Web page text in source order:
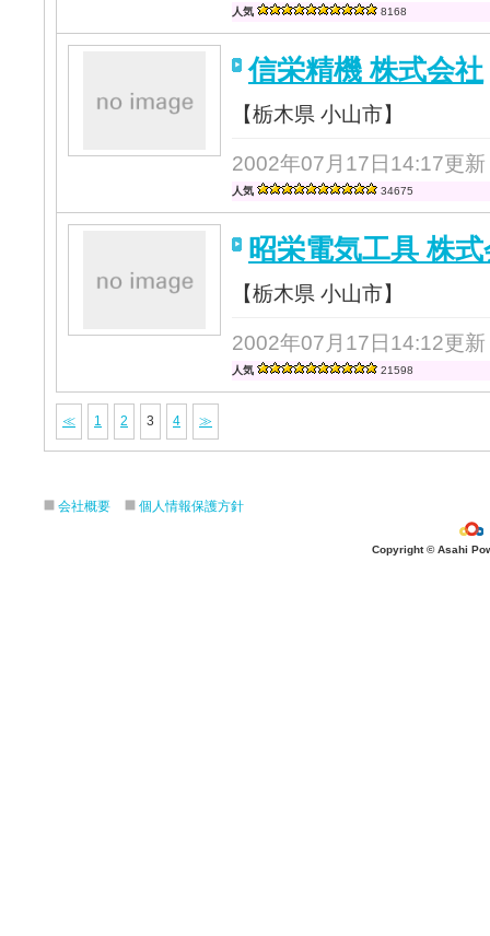
人気 8168
信栄精機 株式会社
【栃木県 小山市】
2002年07月17日14:17更新
人気 34675
昭栄電気工具 株
【栃木県 小山市】
2002年07月17日14:12更新
人気 21598
≪ 1 2 3 4 ≫
会社概要 個人情報保護方針
Copyright © Asahi